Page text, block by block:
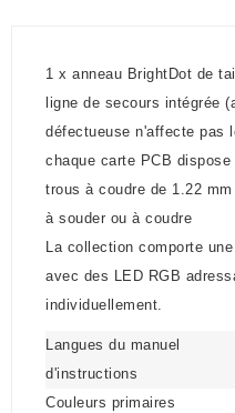
1 x anneau BrightDot de
ligne de secours intégrée
défectueuse n'affecte pas
chaque carte PCB
trous à coudre de 1.22 mm
à souder ou à coudre
La collection comporte
avec des LED RGB
individuellement.
Langues du manuel
d'instructions
Couleurs primaires